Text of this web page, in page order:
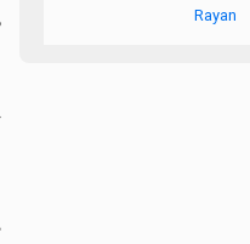
Rayan